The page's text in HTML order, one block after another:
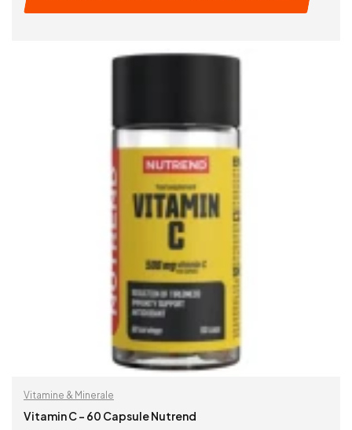
Vitamine & Minerale
Vitamin C – 60 Capsule Nutrend